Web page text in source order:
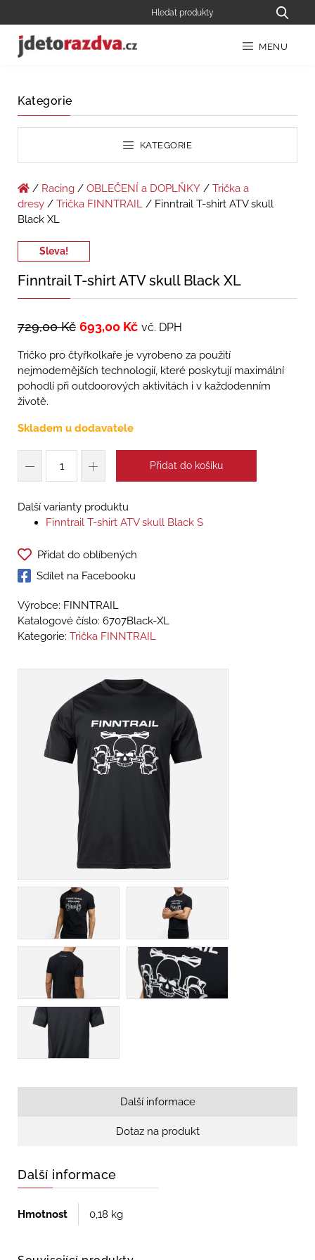
MENU
Kategorie
KATEGORIE
/ Racing / OBLEČENÍ a DOPLŇKY / Trička a
dresy / Trička FINNTRAIL / Finntrail T-shirt ATV skull
Black XL
Sleva!
Finntrail T-shirt ATV skull Black XL
729,00Kč 693,00 Kč vč. DPH
Tričko pro čtyřkolkaře je vyrobeno za použití
nejmodernějších technologií, které poskytují maximální
pohodlí při outdoorových aktivitách i v každodenním
životě.
Skladem u dodavatele
Přidat do košíku
Další varianty produktu
Finntrail T-shirt ATV skull Black S
Přidat do oblíbených
Sdílet na Facebooku
Výrobce: FINNTRAIL
Katalogové číslo: 6707Black-XL
Kategorie: Trička FINNTRAIL
Další informace
Dotaz na produkt
Další informace
Hmotnost 0,18 kg